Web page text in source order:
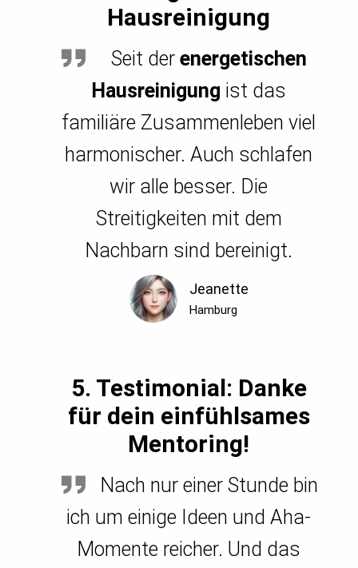
Hausreinigung
Seit der energetischen
Hausreinigung ist das
familiäre Zusammenleben viel
harmonischer. Auch schlafen
wir alle besser. Die
Streitigkeiten mit dem
Nachbarn sind bereinigt.
Jeanette
Hamburg
5. Testimonial: Danke
für dein einfühlsames
Mentoring!
Nach nur einer Stunde bin
ich um einige Ideen und Aha-
Momente reicher. Und das